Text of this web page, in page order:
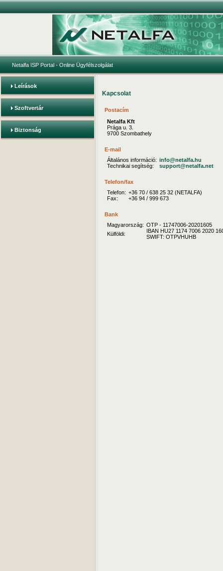
Netalfa ISP Portal - Online Ügyfélszolgálat
Leírások
Szoftvertár
Biztonság
Kapcsolat
Postacím
Netalfa Kft
Prága u. 3.
9700 Szombathely
E-mail
Általános információ: info@netalfa.hu
Technikai segítség:
support@netalfa.net
Telefon/fax
Telefon: +36 70 / 638 25 32 (NETALFA)
Fax:
+36 94 / 999 673
Bank
Magyarország: OTP - 11747006-20201605
Külföldi:
IBAN HU27 1174 7006 2020
SWIFT: OTPVHUHB